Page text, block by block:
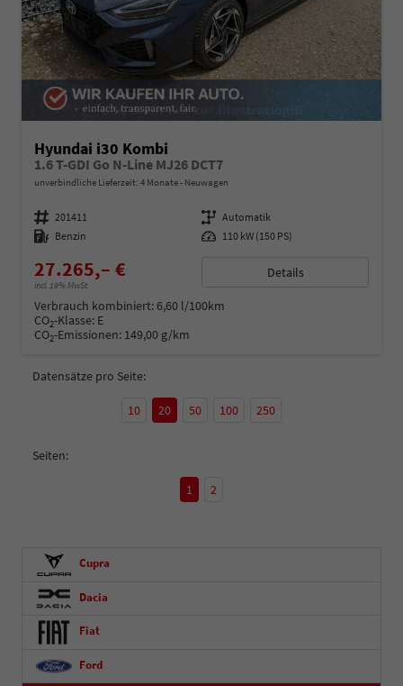
Hyundai i30 Kombi
1.6 T-GDI Go N-Line MJ26 DCT7
unverbindliche Lieferzeit: 4 Monate Neuwagen
Fahrzeugnummer 201411 Getriebe Automatik
Kraftstoff Benzin Leistung 110 kW (150 PS)
27.265,– €
incl. 19% MwSt.
Details
Verbrauch kombiniert:6,60 l/100km
CO2-Klasse: E
CO2-Emissionen: 149,00 g/km
Datensätze pro Seite:
10 20 50 100 250
Seiten:
1 2
Cupra
Dacia
Fiat
Ford